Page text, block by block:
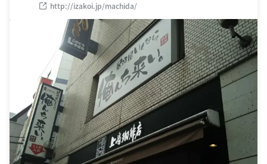
http://izakoi.jp/machida/